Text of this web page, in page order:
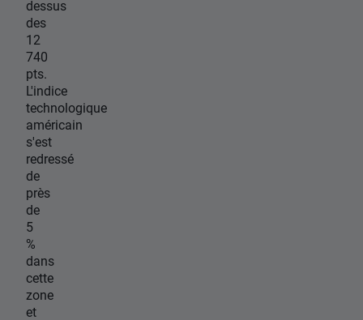
dessus
des
12
740
pts.
L'indice
technologique
américain
s'est
redressé
de
près
de
5
%
dans
cette
zone
et